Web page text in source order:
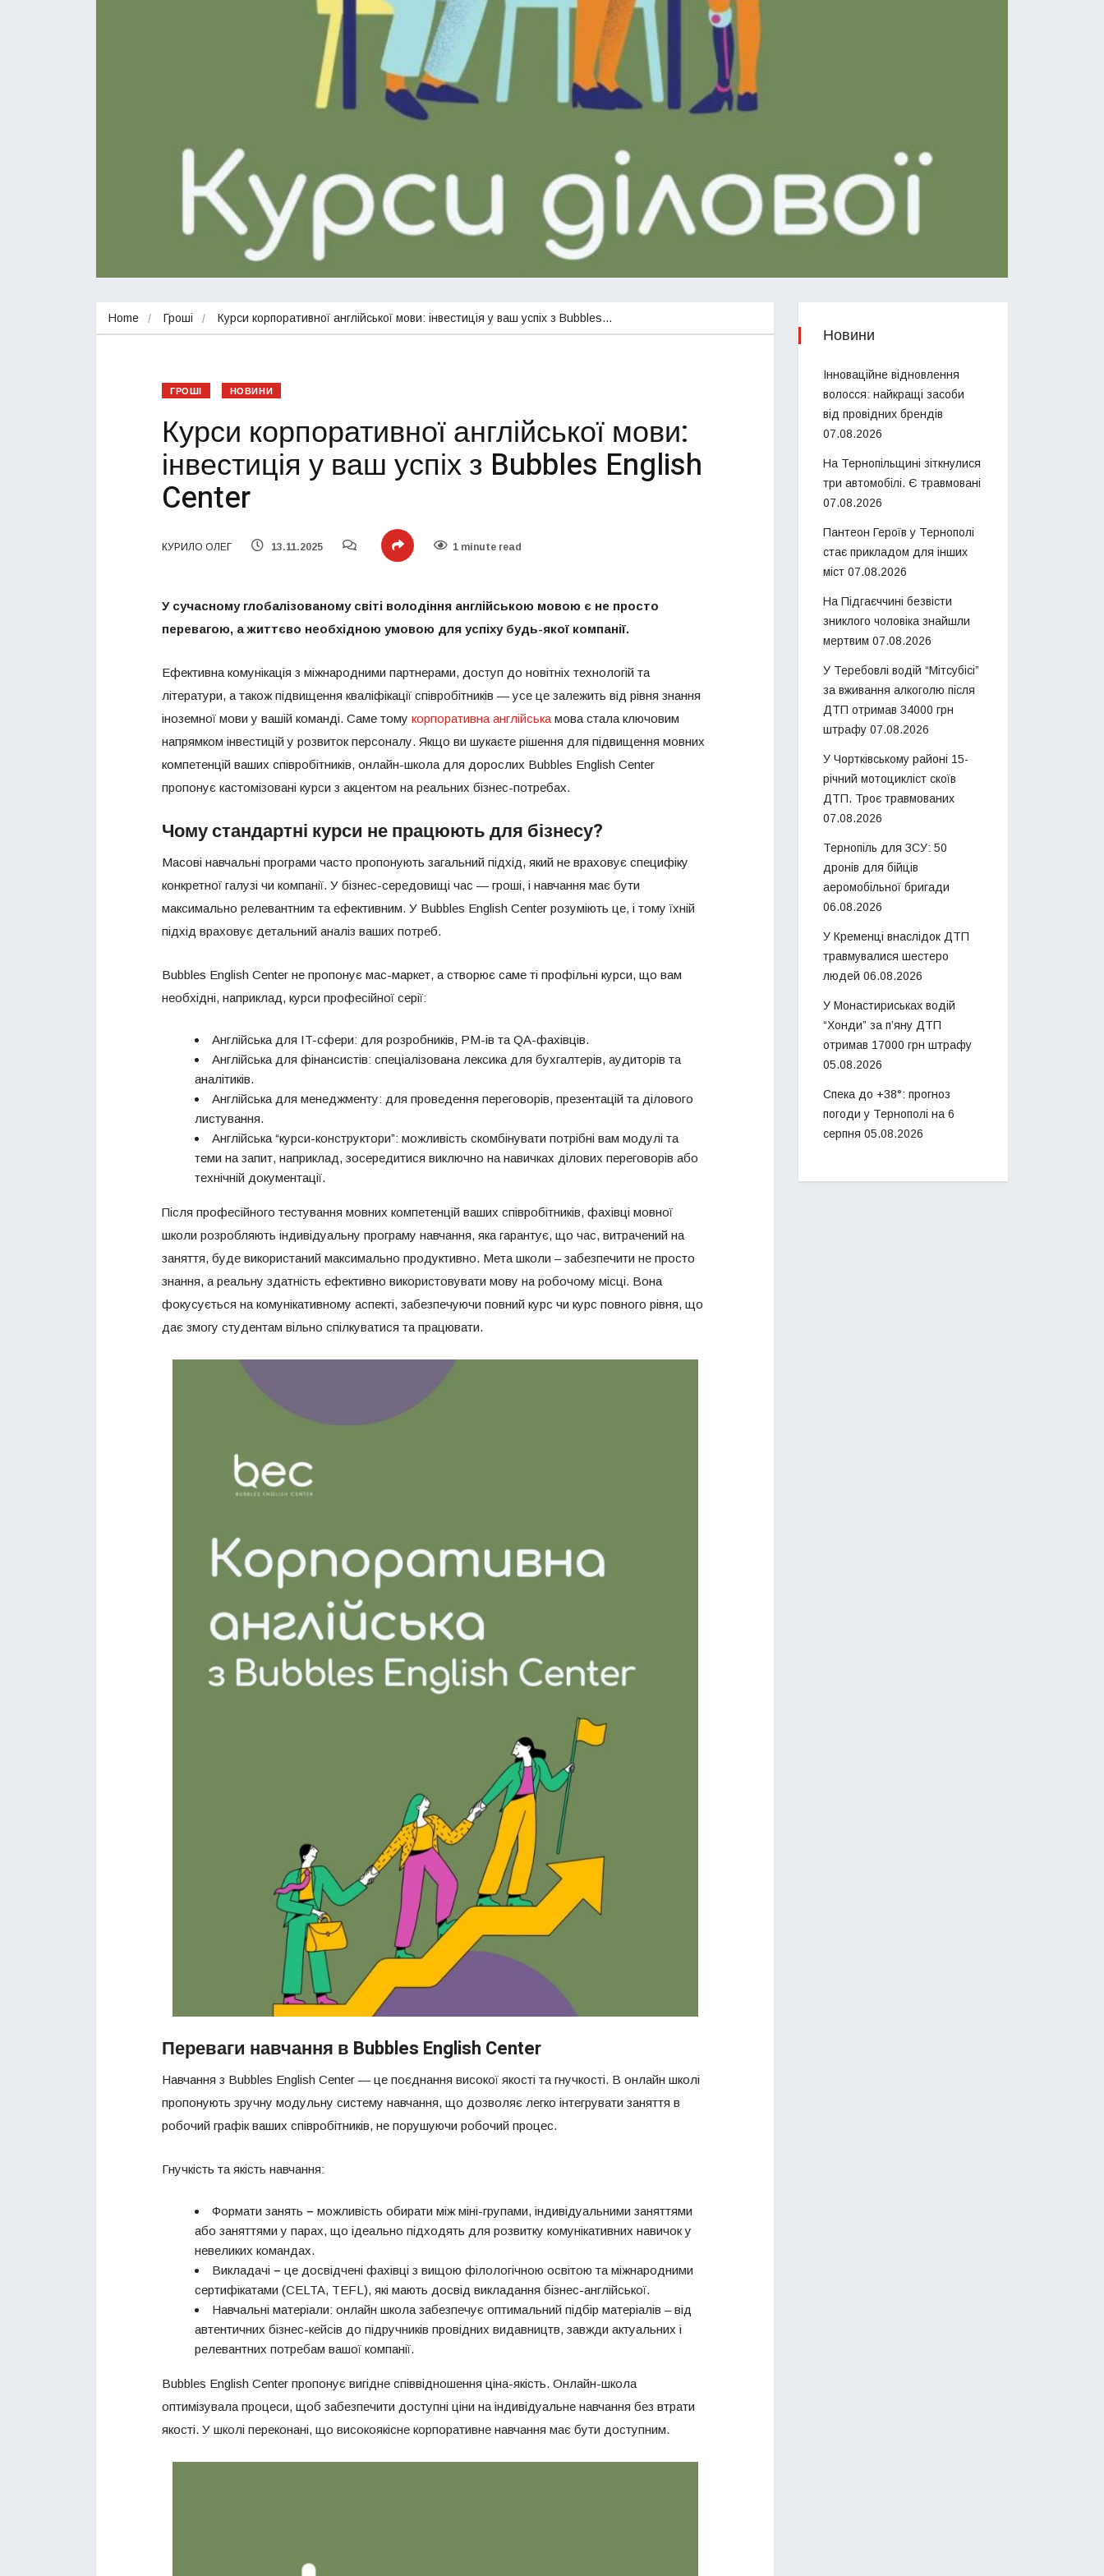
Home Гроші Курси корпоративної англійської мови: інвестиція у ваш успіх з Bubbles…
ГРОШІ НОВИНИ
Курси корпоративної англійської мови:
інвестиція у ваш успіх з Bubbles English
Center
КУРИЛО ОЛЕГ 13.11.2025 1 minute read
У сучасному глобалізованому світі володіння англійською мовою є не просто
перевагою, а життєво необхідною умовою для успіху будь-якої компанії.
Ефективна комунікація з міжнародними партнерами, доступ до новітніх технологій та
літератури, а також підвищення кваліфікації співробітників — усе це залежить від рівня знання
іноземної мови у вашій команді. Саме тому корпоративна англійська мова стала ключовим
напрямком інвестицій у розвиток персоналу. Якщо ви шукаєте рішення для підвищення мовних
компетенцій ваших співробітників, онлайн-школа для дорослих Bubbles English Center
пропонує кастомізовані курси з акцентом на реальних бізнес-потребах.
Чому стандартні курси не працюють для бізнесу?
Масові навчальні програми часто пропонують загальний підхід, який не враховує специфіку
конкретної галузі чи компанії. У бізнес-середовищі час — гроші, і навчання має бути
максимально релевантним та ефективним. У Bubbles English Center розуміють це, і тому їхній
підхід враховує детальний аналіз ваших потреб.
Bubbles English Center не пропонує мас-маркет, а створює саме ті профільні курси, що вам
необхідні, наприклад, курси професійної серії:
Англійська для IT-сфери: для розробників, PM-ів та QA-фахівців.
Англійська для фінансистів: спеціалізована лексика для бухгалтерів, аудиторів та
аналітиків.
Англійська для менеджменту: для проведення переговорів, презентацій та ділового
листування.
Англійська “курси-конструктори”: можливість скомбінувати потрібні вам модулі та
теми на запит, наприклад, зосередитися виключно на навичках ділових переговорів або
технічній документації.
Після професійного тестування мовних компетенцій ваших співробітників, фахівці мовної
школи розробляють індивідуальну програму навчання, яка гарантує, що час, витрачений на
заняття, буде використаний максимально продуктивно. Мета школи – забезпечити не просто
знання, а реальну здатність ефективно використовувати мову на робочому місці. Вона
фокусується на комунікативному аспекті, забезпечуючи повний курс чи курс повного рівня, що
дає змогу студентам вільно спілкуватися та працювати.
Переваги навчання в Bubbles English Center
Навчання з Bubbles English Center — це поєднання високої якості та гнучкості. В онлайн школі
пропонують зручну модульну систему навчання, що дозволяє легко інтегрувати заняття в
робочий графік ваших співробітників, не порушуючи робочий процес.
Гнучкість та якість навчання:
Формати занять – можливість обирати між міні-групами, індивідуальними заняттями
або заняттями у парах, що ідеально підходять для розвитку комунікативних навичок у
невеликих командах.
Викладачі – це досвідчені фахівці з вищою філологічною освітою та міжнародними
сертифікатами (CELTA, TEFL), які мають досвід викладання бізнес-англійської.
Навчальні матеріали: онлайн школа забезпечує оптимальний підбір матеріалів – від
автентичних бізнес-кейсів до підручників провідних видавництв, завжди актуальних і
релевантних потребам вашої компанії.
Bubbles English Center пропонує вигідне співвідношення ціна-якість. Онлайн-школа
оптимізувала процеси, щоб забезпечити доступні ціни на індивідуальне навчання без втрати
якості. У школі переконані, що високоякісне корпоративне навчання має бути доступним.
Новини
Інноваційне відновлення
волосся: найкращі засоби
від провідних брендів
07.08.2026
На Тернопільщині зіткнулися
три автомобілі. Є травмовані
07.08.2026
Пантеон Героїв у Тернополі
стає прикладом для інших
міст 07.08.2026
На Підгаєччині безвісти
зниклого чоловіка знайшли
мертвим 07.08.2026
У Теребовлі водій “Мітсубісі”
за вживання алкоголю після
ДТП отримав 34000 грн
штрафу 07.08.2026
У Чортківському районі 15-
річний мотоцикліст скоїв
ДТП. Троє травмованих
07.08.2026
Тернопіль для ЗСУ: 50
дронів для бійців
аеромобільної бригади
06.08.2026
У Кременці внаслідок ДТП
травмувалися шестеро
людей 06.08.2026
У Монастириськах водій
“Хонди” за п’яну ДТП
отримав 17000 грн штрафу
05.08.2026
Спека до +38°: прогноз
погоди у Тернополі на 6
серпня 05.08.2026